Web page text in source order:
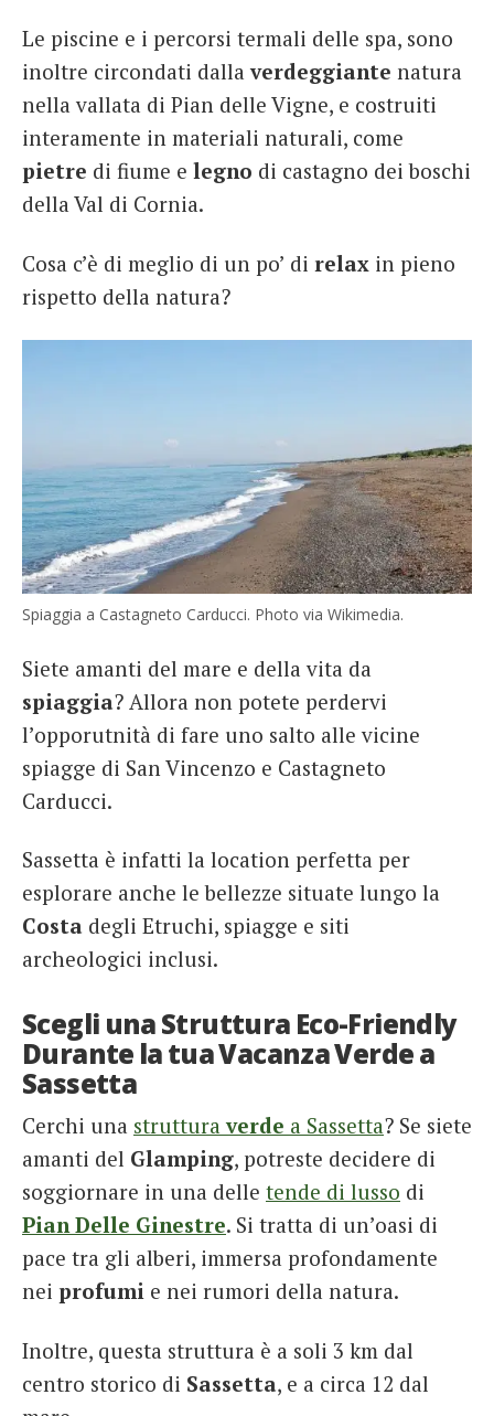
Le piscine e i percorsi termali delle spa, sono
inoltre circondati dallaverdeggiante natura
nella vallata di Pian delle Vigne, e costruiti
interamente in materiali naturali, come
pietre di fiume e legno di castagno dei boschi
della Val di Cornia.
Cosa c’è di meglio di un po’ di relax in pieno
rispetto della natura?
Spiaggia a Castagneto Carducci. Photo via Wikimedia.
Siete amanti del mare e della vita da
spiaggia? Allora non potete perdervi
l’opporutnità di fare uno salto alle vicine
spiagge di San Vincenzo e Castagneto
Carducci.
Sassetta è infatti la location perfetta per
esplorare anche le bellezze situate lungo la
Costa degli Etruchi, spiagge e siti
archeologici inclusi.
Scegli una Struttura Eco-Friendly
Durante la tua Vacanza Verde a
Sassetta
Cerchi una strutturaverde a Sassetta? Se siete
amanti del Glamping, potreste decidere di
soggiornare in una delle tende di lusso di
Pian Delle Ginestre. Si tratta di un’oasi di
pace tra gli alberi, immersa profondamente
nei profumi e nei rumori della natura.
Inoltre, questa struttura è a soli 3 km dal
centro storico di Sassetta, e a circa 12 dal